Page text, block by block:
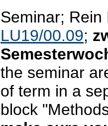
Seminar;
LU19/00.09;
the seminar
of term in a
block